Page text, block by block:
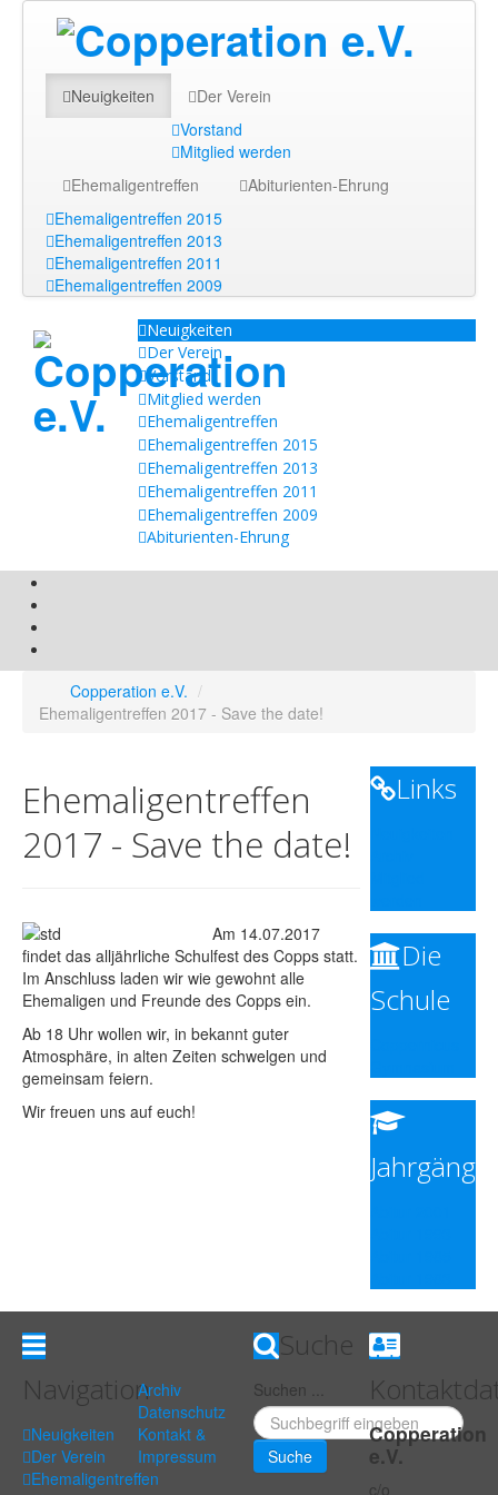
Neuigkeiten
Der Verein
Vorstand
Mitglied werden
Ehemaligentreffen
Ehemaligentreffen 2015
Ehemaligentreffen 2013
Ehemaligentreffen 2011
Ehemaligentreffen 2009
Abiturienten-Ehrung
Neuigkeiten
Der Verein
Vorstand
Mitglied werden
Ehemaligentreffen
Ehemaligentreffen 2015
Ehemaligentreffen 2013
Ehemaligentreffen 2011
Ehemaligentreffen 2009
Abiturienten-Ehrung
Copperation e.V. /
Ehemaligentreffen 2017 - Save the date!
Ehemaligentreffen
2017 - Save the date!
Am 14.07.2017
findet das alljährliche Schulfest des Copps statt.
Im Anschluss laden wir wie gewohnt alle
Ehemaligen und Freunde des Copps ein.
Ab 18 Uhr wollen wir, in bekannt guter
Atmosphäre, in alten Zeiten schwelgen und
gemeinsam feiern.
Wir freuen uns auf euch!
Links
Die
Schule
Jahrgänge
Navigation
Neuigkeiten
Der Verein
Ehemaligentreffen
Archiv
Datenschutz
Kontakt &
Impressum
Suche
Suchen ...
Suche
Copperation
e.V.
c/o